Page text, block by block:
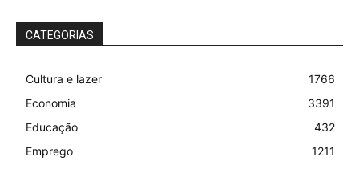
CATEGORIAS
Cultura e lazer
1766
Economia
3391
Educação
432
Emprego
1211